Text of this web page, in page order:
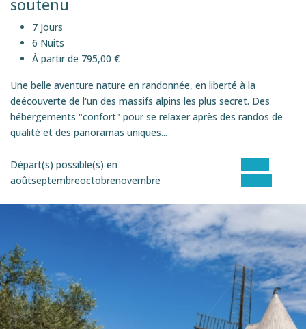
soutenu
7 Jours
6 Nuits
À partir de 795,00 €
Une belle aventure nature en randonnée, en liberté à la
deécouverte de l'un des massifs alpins les plus secret. Des
hébergements "confort" pour se relaxer après des randos de
qualité et des panoramas uniques...
Départ(s) possible(s) en
aoûtseptembreoctobrenovembre